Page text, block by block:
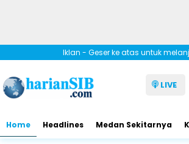
Iklan - Geser ke atas untuk
LIVE
Home Headlines Medan Sekitarnya